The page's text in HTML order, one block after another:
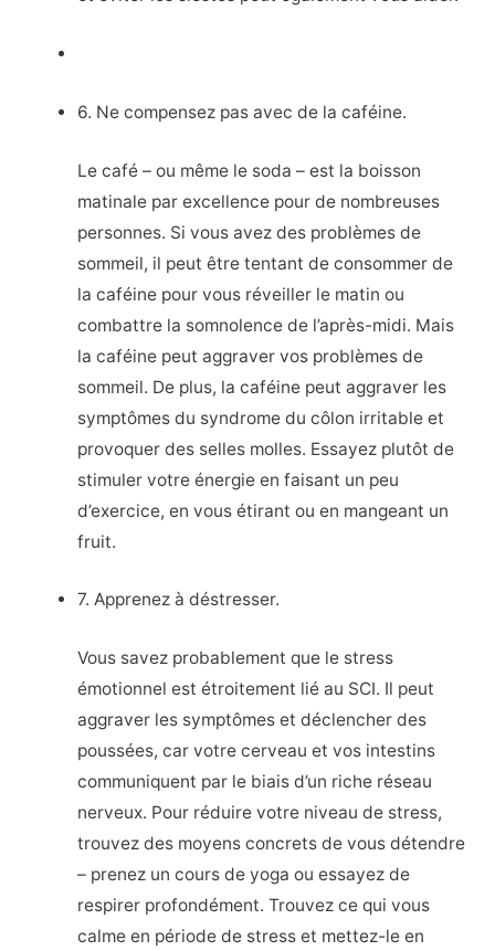
6. Ne compensez pas avec de la caféine.
Le café – ou même le soda – est la boisson
matinale par excellence pour de nombreuses
personnes. Si vous avez des problèmes de
sommeil, il peut être tentant de consommer de
la caféine pour vous réveiller le matin ou
combattre la somnolence de l’après-midi. Mais
la caféine peut aggraver vos problèmes de
sommeil. De plus, la caféine peut aggraver les
symptômes du syndrome du côlon irritable et
provoquer des selles molles. Essayez plutôt de
stimuler votre énergie en faisant un peu
d’exercice, en vous étirant ou en mangeant un
fruit.
7. Apprenez à déstresser.
Vous savez probablement que le stress
émotionnel est étroitement lié au SCI. Il peut
aggraver les symptômes et déclencher des
poussées, car votre cerveau et vos intestins
communiquent par le biais d’un riche réseau
nerveux. Pour réduire votre niveau de stress,
trouvez des moyens concrets de vous détendre
– prenez un cours de yoga ou essayez de
respirer profondément. Trouvez ce qui vous
calme en période de stress et mettez-le en